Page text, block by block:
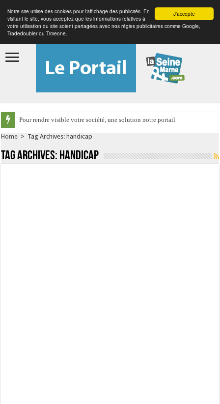
J'accepte
Notre site utilise des cookies pour l'affichage des publicités. En
visitant le site, vous acceptez que les informations relatives à
votre utilisation du site soient partagées avec nos régies publicitaires comme Google,
Tradedoubler ou Timeone.
Pour rendre visible votre société, une solution notre portail
Home > Tag Archives: handicap
Tag Archives: handicap